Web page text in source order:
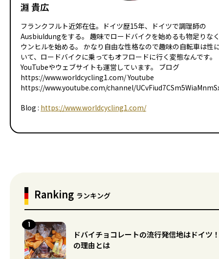
淵 貴広
フランクフルト近郊在住。ドイツ歴15年、ドイツで調理師の
Ausbiuldungをする。 趣味でロードバイクを始めるも物足りな
ウンヒルを始める。 かなり自由な性格なので趣味の自転車は性
いて、ロードバイクに乗ってもオフロードに行く変態なんです。
YouTubeやウェブサイトも運営しています。 ブログ
https://www.worldcycling1.com/ Youtube
https://www.youtube.com/channel/
Blog : https://www.worldcycling1.com/
Ranking ランキング
ドバイチョコレートの流行発信地はドイツ
の理由とは